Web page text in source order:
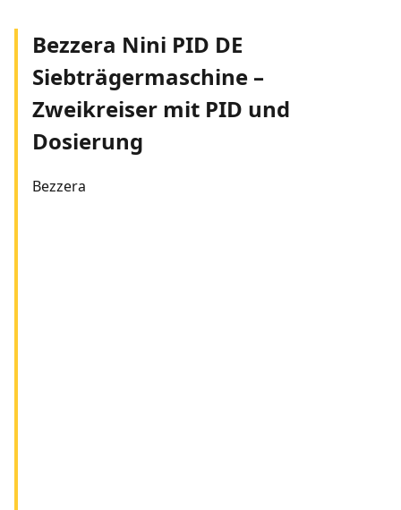
Bezzera Nini PID DE
Siebträgermaschine –
Zweikreiser mit PID und
Dosierung
Bezzera